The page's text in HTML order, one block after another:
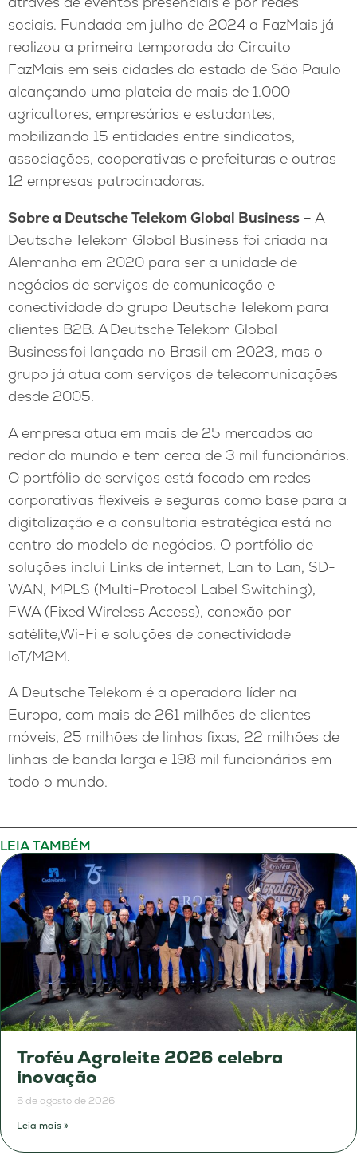
sociais. Fundada em julho de 2024 a FazMais já
realizou a primeira temporada do Circuito
FazMais em seis cidades do estado de São Paulo
alcançando uma plateia de mais de 1.000
agricultores, empresários e estudantes,
mobilizando 15 entidades entre sindicatos,
associações, cooperativas e prefeituras e outras
12 empresas patrocinadoras.
Sobre a Deutsche Telekom Global Business – A
Deutsche Telekom Global Business foi criada na
Alemanha em 2020 para ser a unidade de
negócios de serviços de comunicação e
conectividade do grupo Deutsche Telekom para
clientes B2B. A Deutsche Telekom Global
Business foi lançada no Brasil em 2023, mas o
grupo já atua com serviços de telecomunicações
desde 2005.
A empresa atua em mais de 25 mercados ao
redor do mundo e tem cerca de 3 mil funcionários.
O portfólio de serviços está focado em redes
corporativas flexíveis e seguras como base para a
digitalização e a consultoria estratégica está no
centro do modelo de negócios. O portfólio de
soluções inclui Links de internet, Lan to Lan, SD-
WAN, MPLS (Multi-Protocol Label Switching),
FWA (Fixed Wireless Access), conexão por
satélite,Wi-Fi e soluções de conectividade
IoT/M2M.
A Deutsche Telekom é a operadora líder na
Europa, com mais de 261 milhões de clientes
móveis, 25 milhões de linhas fixas, 22 milhões de
linhas de banda larga e 198 mil funcionários em
todo o mundo.
LEIA TAMBÉM
Troféu Agroleite 2026 celebra
inovação
6 de agosto de 2026
Leia mais »